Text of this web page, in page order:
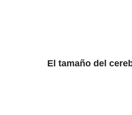
El tamaño del